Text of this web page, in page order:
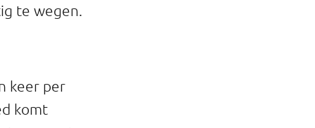
te wegen.
keer per
komt